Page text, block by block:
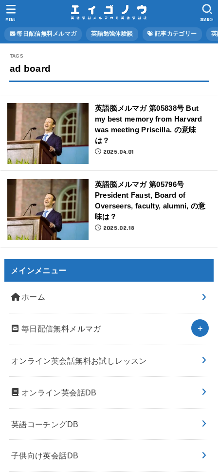
毎日配信無料メルマガ 英語勉強体験談 記事カテゴリー
SEARCH
MENU
ad board
英語脳メルマガ 第05838号 But
my best memory from Harvard
was meeting Priscilla. の意味
は？
2025.04.01
英語脳メルマガ 第05796号
President Faust, Board of
Overseers, faculty, alumni, の意
味は？
2025.02.18
メインメニュー
ホーム
毎日配信無料メルマガ
オンライン英会話無料お試しレッスン
オンライン英会話DB
英語コーチングDB
子供向け英会話DB